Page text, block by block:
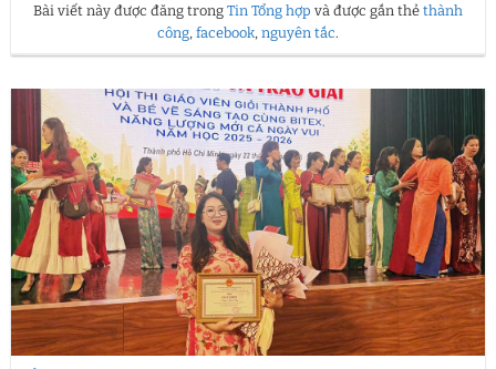
Bài viết này được đăng trong Tin Tổng hợp và được gắn thẻ thành
công, facebook, nguyên tắc.